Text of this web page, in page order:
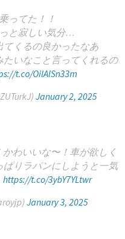
ってた！！
と寂しい気分…
てくるの良かったなあ
いなこと言ってくれるの
t.co/OilAlSn33m
January 2, 2025
わいいな〜！車が欲しく
りラパンにしようと一気
https://t.co/3ybY7YLtwr
January 3, 2025